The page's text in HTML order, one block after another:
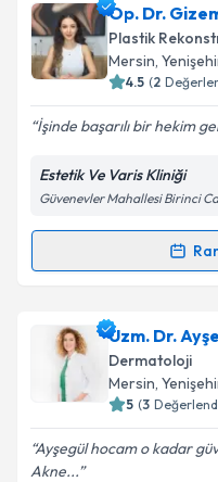
Uzm. Dr. Ufuk
oluşturun. Size bu
takvim
Kişisel
Metni'ni
kapsamda
Op. Dr.
Plastik
Mersin,
4.5 (2
İşinde başarılı bir hekim
Estetik Ve Varis Kliniği
Güvenevler Mahallesi Birinci
Randevu
Op. Dr. Gizem Türk
oluşturun. Size bu
takvim
Uzm. Dr.
Dermatoloji
Mersin,
5 (3
Ayşegül hocam o kadar
Akne...